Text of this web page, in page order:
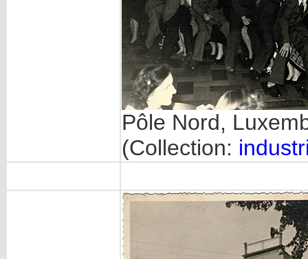
Pôle Nord,
(Collection: